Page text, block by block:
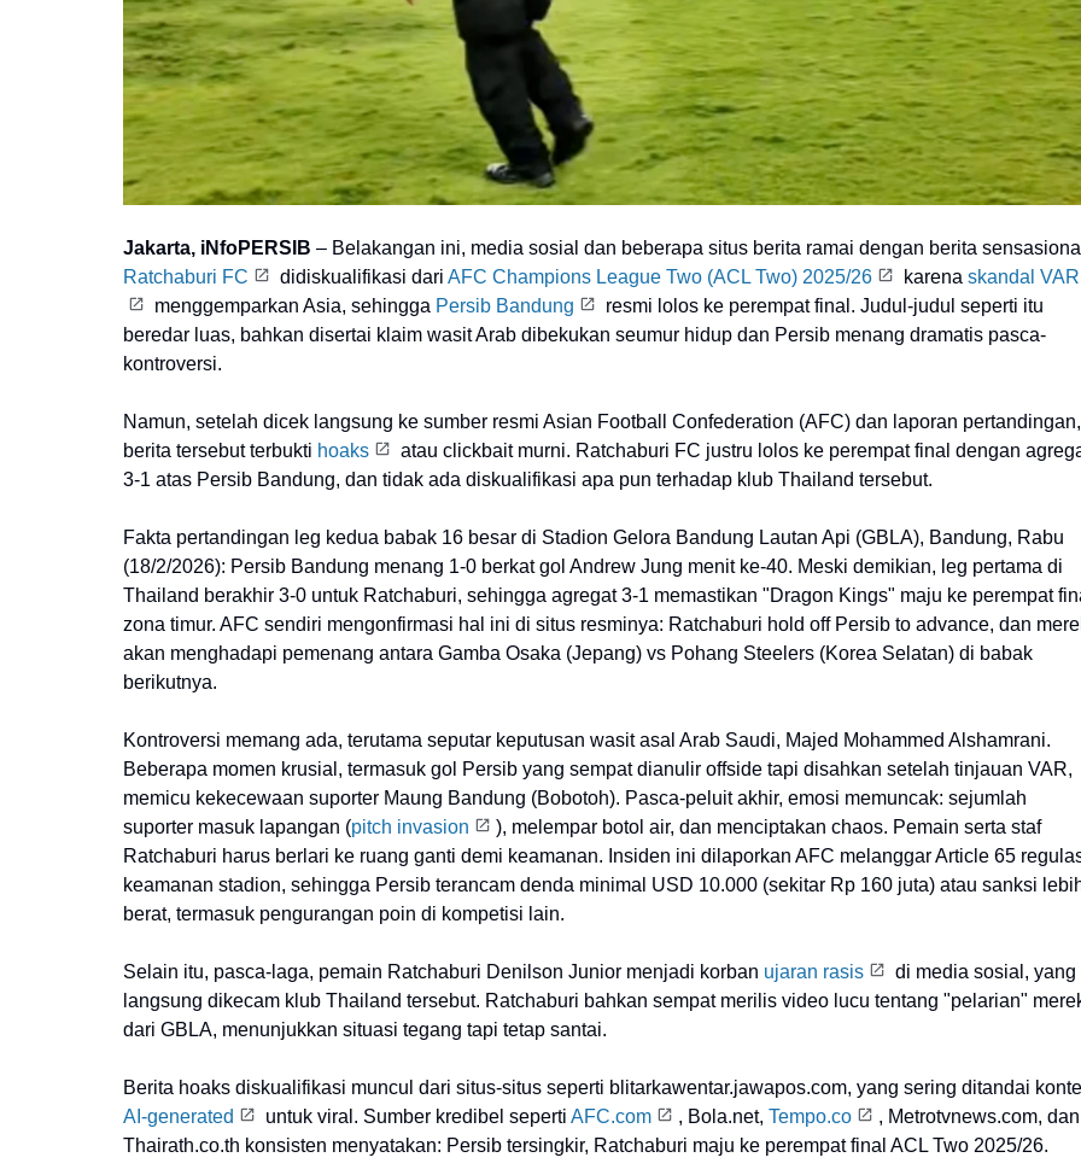
Jakarta, iNfoPERSIB – Belakangan ini, media sosial dan beberapa situs berita ramai dengan berita
Ratchaburi FC
didiskualifikasi dari AFC Champions League Two (ACL Two) 2025/26 karena skandal VAR
menggemparkan Asia, sehingga Persib Bandung
resmi lolos ke perempat final. Judul-judul seperti itu
beredar luas, bahkan disertai klaim wasit Arab dibekukan seumur hidup dan Persib menang dramatis pasca-
kontroversi.
Namun, setelah dicek langsung ke sumber resmi Asian Football Confederation (AFC) dan laporan pertandingan,
berita tersebut terbukti hoaks
atau clickbait murni. Ratchaburi FC justru lolos ke perempat final dengan
3-1 atas Persib Bandung, dan tidak ada diskualifikasi apa pun terhadap klub Thailand tersebut.
Fakta pertandingan leg kedua babak 16 besar di Stadion Gelora Bandung Lautan Api (GBLA), Bandung, Rabu
(18/2/2026): Persib Bandung menang 1-0 berkat gol Andrew Jung menit ke-40. Meski demikian, leg pertama di
Thailand berakhir 3-0 untuk Ratchaburi, sehingga agregat 3-1 memastikan "Dragon Kings" maju ke perempat
zona timur. AFC sendiri mengonfirmasi hal ini di situs resminya: Ratchaburi hold off Persib to advance, dan
akan menghadapi pemenang antara Gamba Osaka (Jepang) vs Pohang Steelers (Korea Selatan) di babak
berikutnya.
Kontroversi memang ada, terutama seputar keputusan wasit asal Arab Saudi, Majed Mohammed Alshamrani.
Beberapa momen krusial, termasuk gol Persib yang sempat dianulir offside tapi disahkan setelah tinjauan VAR,
memicu kekecewaan suporter Maung Bandung (Bobotoh). Pasca-peluit akhir, emosi memuncak: sejumlah
suporter masuk lapangan (pitch invasion
), melempar botol air, dan menciptakan chaos. Pemain serta staf
Ratchaburi harus berlari ke ruang ganti demi keamanan. Insiden ini dilaporkan AFC melanggar Article 65
keamanan stadion, sehingga Persib terancam denda minimal USD 10.000 (sekitar Rp 160 juta) atau sanksi
berat, termasuk pengurangan poin di kompetisi lain.
Selain itu, pasca-laga, pemain Ratchaburi Denilson Junior menjadi korban ujaran rasis
di media sosial, yang
langsung dikecam klub Thailand tersebut. Ratchaburi bahkan sempat merilis video lucu tentang "pelarian"
dari GBLA, menunjukkan situasi tegang tapi tetap santai.
Berita hoaks diskualifikasi muncul dari situs-situs seperti blitarkawentar.jawapos.com, yang sering ditandai
AI-generated
untuk viral. Sumber kredibel seperti AFC.com , Bola.net, Tempo.co
, Metrotvnews.com, dan
Thairath.co.th konsisten menyatakan: Persib tersingkir, Ratchaburi maju ke perempat final ACL Two 2025/26.